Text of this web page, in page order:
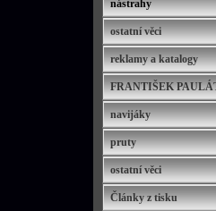
nástrahy
ostatní věci
reklamy a katalogy
FRANTIŠEK
navijáky
pruty
ostatní věci
Články z tisku